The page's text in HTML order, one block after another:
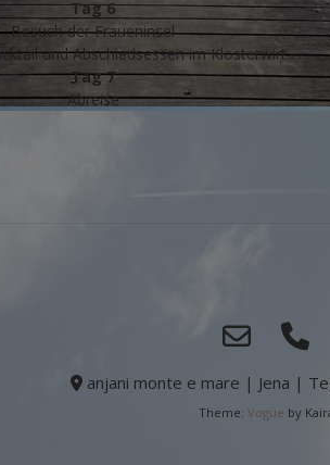
Tag 6
Besuch der Fraueninsel
und Abschiedsessen im Klosterwirt
Tag 7
Abreise
anjani monte e mare | Jena |
Theme: Vogue by